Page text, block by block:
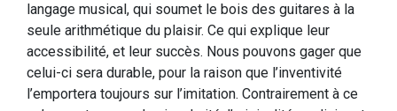
langage musical, qui soumet le bois des guitares à la
seule arithmétique du plaisir. Ce qui explique leur
accessibilité, et leur succès. Nous pouvons gager que
celui-ci sera durable, pour la raison que l’inventivité
l’emportera toujours sur l’imitation. Contrairement à ce